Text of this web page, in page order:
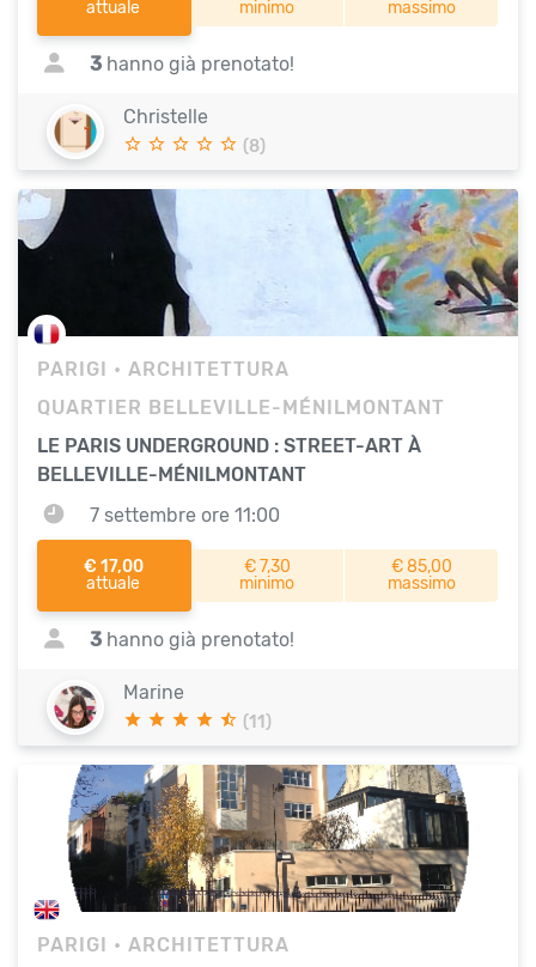
attuale
minimo
massimo
3 hanno già prenotato!
Christelle
(8)
PARIGI • ARCHITETTURA
QUARTIER BELLEVILLE-MÉNILMONTANT
LE PARIS UNDERGROUND : STREET-ART À
BELLEVILLE-MÉNILMONTANT
7 settembre ore 11:00
€ 17,00
attuale
€ 7,30
minimo
€ 85,00
massimo
3 hanno già prenotato!
Marine
(11)
PARIGI • ARCHITETTURA